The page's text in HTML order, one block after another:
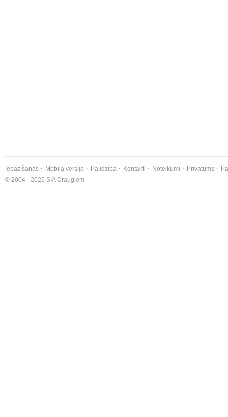
Iepazīšanās Mobilā versija Palīdzība Kontakti Noteikumi Privātums
© 2004 - 2026 SIA Draugiem